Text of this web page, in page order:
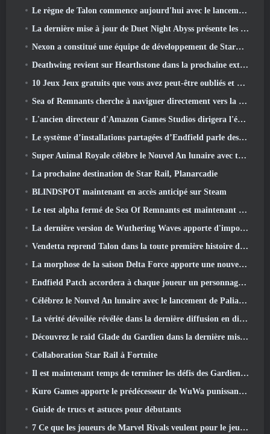
Le règne de Talon commence aujourd'hui avec le lancement de la saison Overwatch 1: Conquête
La dernière mise à jour de Duet Night Abyss présente les montures
Nexon a constitué une équipe de développement de StarCraft Shooter selon un rapport du magasin coréen
Deathwing revient sur Hearthstone dans la prochaine extension Cataclysm
10 Jeux Jeux gratuits que vous avez peut-être oubliés et qui participent au PvP Fest de Steam
Sea of ​​Remnants cherche à naviguer directement vers la grandeur
L'ancien directeur d'Amazon Games Studios dirigera l'édition occidentale d'Aion 2
Le système d’installations partagées d’Endfield parle des joueurs
Super Animal Royale célèbre le Nouvel An lunaire avec trois semaines d'événements Super Horse
La prochaine destination de Star Rail, Planarcadie
BLINDSPOT maintenant en accès anticipé sur Steam
Le test alpha fermé de Sea Of Remnants est maintenant en ligne
La dernière version de Wuthering Waves apporte d'importantes baisses de savoir et des changements de qualité de vie
Vendetta reprend Talon dans la toute première histoire d'un an dans Overwatch (Pas de "2", Blizzard abandonne ça)
La morphose de la saison Delta Force apporte une nouvelle carte, Modes, Et améliorations demandées par les joueurs
Endfield Patch accordera à chaque joueur un personnage six étoiles gratuit de son choix
Célébrez le Nouvel An lunaire avec le lancement de Palia's Winter Wonder: Mise à jour du Nouvel An de Riffrocin
La vérité dévoilée révélée dans la dernière diffusion en direct
Découvrez le raid Glade du Gardien dans la dernière mise à jour de Guild Wars 2, à partir d'aujourd'hui
Collaboration Star Rail à Fortnite
Il est maintenant temps de terminer les défis des Gardiens de la Flamme sur Path of Exile pendant Legacy Of Phrecia
Kuro Games apporte le prédécesseur de WuWa punissant Grey Raven sur Steam
Guide de trucs et astuces pour débutants
7 Ce que les joueurs de Marvel Rivals veulent pour le jeu 2026